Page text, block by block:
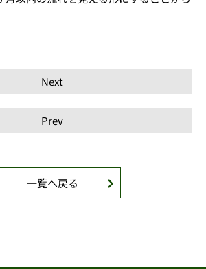
Prev
Next
一覧へ戻る